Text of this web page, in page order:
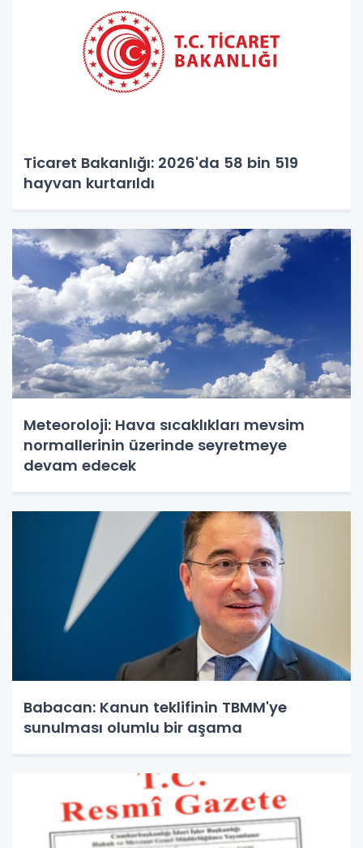
Ticaret Bakanlığı: 2026'da 58 bin 519
hayvan kurtarıldı
Meteoroloji: Hava sıcaklıkları mevsim
normallerinin üzerinde seyretmeye
devam edecek
Babacan: Kanun teklifinin TBMM'ye
sunulması olumlu bir aşama